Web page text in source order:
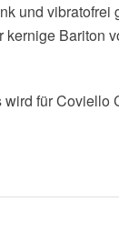
und vibratofrei
Bariton
für Coviello